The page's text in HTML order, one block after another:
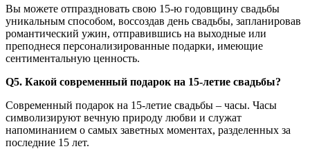
Вы можете отпраздновать свою 15-ю годовщину свадьбы
уникальным способом, воссоздав день свадьбы, запланировав
романтический ужин, отправившись на выходные или
преподнеся персонализированные подарки, имеющие
сентиментальную ценность.
Q5. Какой современный подарок на 15-летие свадьбы?
Современный подарок на 15-летие свадьбы – часы. Часы
символизируют вечную природу любви и служат
напоминанием о самых заветных моментах, разделенных за
последние 15 лет.